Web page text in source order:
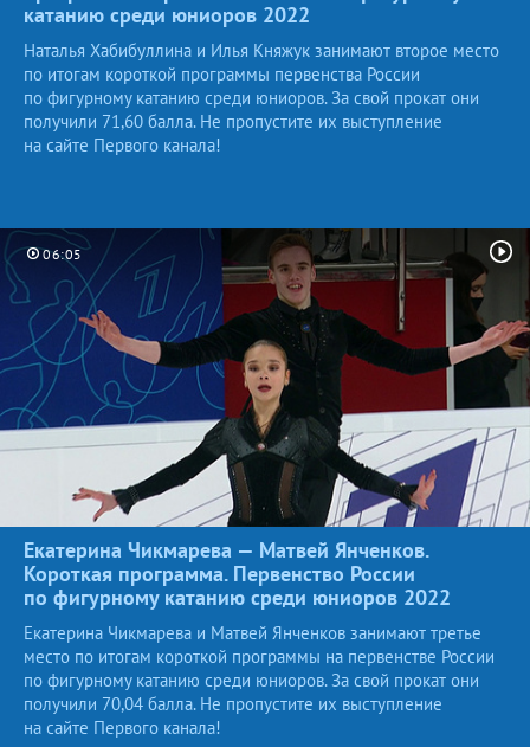
катанию среди юниоров 2022
Наталья Хабибуллина и Илья Княжук занимают второе место
по итогам короткой программы первенства России
по фигурному катанию среди юниоров. За свой прокат они
получили 71,60 балла. Не пропустите их выступление
на сайте Первого канала!
06:05
Екатерина Чикмарева — Матвей Янченков.
Короткая программа. Первенство России
по фигурному катанию среди юниоров 2022
Екатерина Чикмарева и Матвей Янченков занимают третье
место по итогам короткой программы на первенстве России
по фигурному катанию среди юниоров. За свой прокат они
получили 70,04 балла. Не пропустите их выступление
на сайте Первого канала!